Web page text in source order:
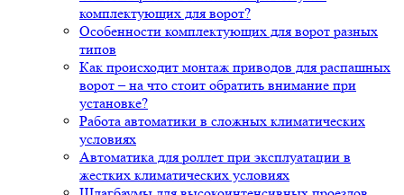
комплектующих для ворот?
Особенности комплектующих для ворот разных
типов
Как происходит монтаж приводов для распашных
ворот – на что стоит обратить внимание при
установке?
Работа автоматики в сложных климатических
условиях
Автоматика для роллет при эксплуатации в
жестких климатических условиях